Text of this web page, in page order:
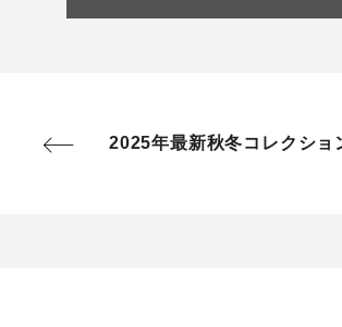
2025年最新秋冬コレクショ